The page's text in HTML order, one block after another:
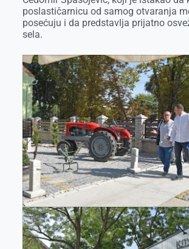
poslastičarnicu od samog otvaranja
posećuju i da predstavlja prijatno
sela.